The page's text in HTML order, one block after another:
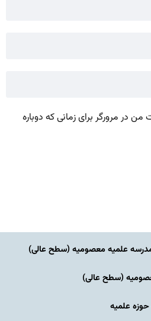
در مرورگر برای زمانی که دوباره
علمیه معصومیه‌ (سطح عالی)
(سطح عالی)
علمیه